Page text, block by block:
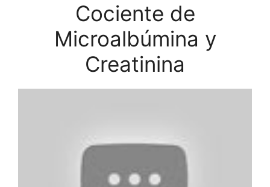
Cociente de
Microalbúmina y
Creatinina